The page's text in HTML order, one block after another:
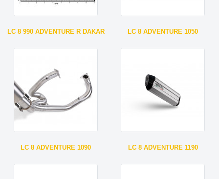
LC 8 990 ADVENTURE R DAKAR LC 8 ADVENTURE 1050
LC 8 ADVENTURE 1090 LC 8 ADVENTURE 1190